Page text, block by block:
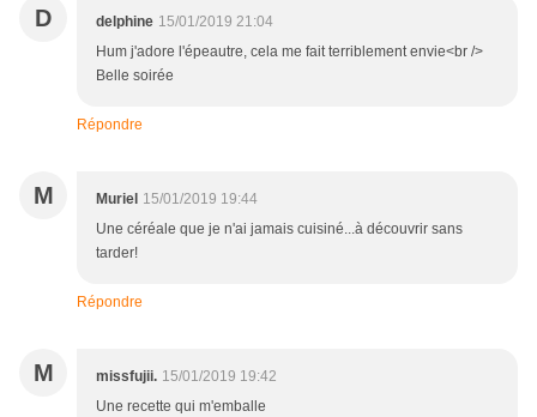
D delphine 15/01/2019 21:04
Hum j'adore l'épeautre, cela me fait terriblement envie<br />
Belle soirée
Répondre
M Muriel 15/01/2019 19:44
Une céréale que je n'ai jamais cuisiné...à découvrir sans
tarder!
Répondre
M missfujii. 15/01/2019 19:42
Une recette qui m'emballe